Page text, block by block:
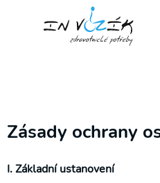
Zásady ochrany
I. Základní ustanovení